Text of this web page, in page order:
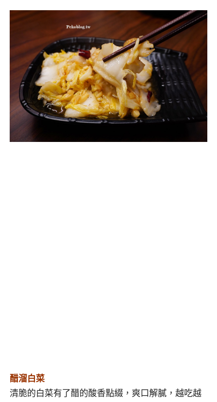
醋溜白菜
清脆的白菜有了醋的酸香點綴，爽口解膩，越吃越